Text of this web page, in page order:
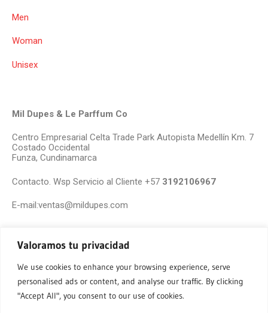
Valoramos tu privacidad
We use cookies to enhance your browsing experience, serve
personalised ads or content, and analyse our traffic. By clicking
"Accept All", you consent to our use of cookies.
Men
Woman
Unisex
Mil Dupes & Le Parffum Co
Centro Empresarial Celta Trade Park Autopista Medellín Km. 7
Costado Occidental
Funza, Cundinamarca
Contacto. Wsp Servicio al Cliente +57 3192106967
E-mail:ventas@mildupes.com